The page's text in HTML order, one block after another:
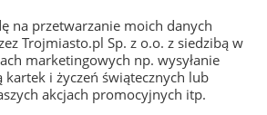
na przetwarzanie moich danych
Trojmiasto.pl Sp. z o.o. z siedzibą w
marketingowych np. wysyłanie
kartek i życzeń świątecznych lub
akcjach promocyjnych itp.